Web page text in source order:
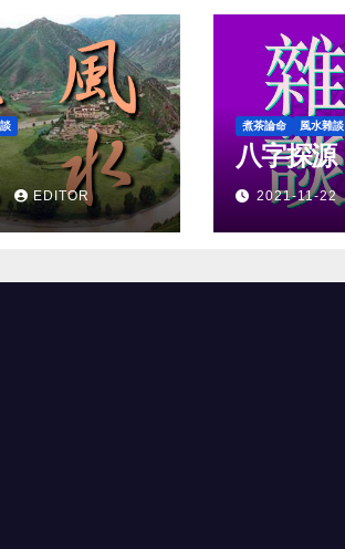
EDITOR
煮茶論命 風水雜談
八字探源
2021-11-22